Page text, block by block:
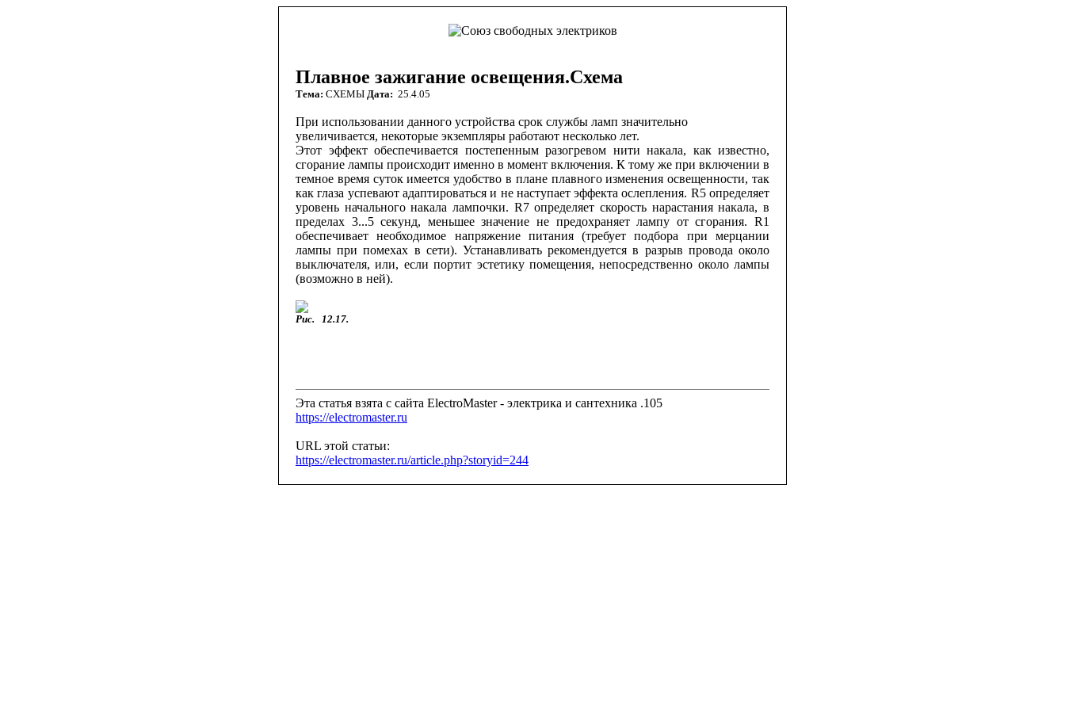
Плавное зажигание освещения.Схема
Тема: СХЕМЫ Дата: 25.4.05
При использовании данного устройства срок службы ламп значительно
увеличивается, некоторые экземпляры работают несколько лет.
Этот эффект обеспечивается постепенным разогревом нити накала, как известно,
сгорание лампы происходит именно в момент включения. К тому же при включении в
темное время суток имеется удобство в плане плавного изменения освещенно­сти, так
как глаза успевают адаптироваться и не наступает эффекта ослепле­ния. R5 определяет
уровень начального накала лампочки. R7 определяет скорость нарастания накала, в
пределах 3...5 секунд, меньшее значение не предохраняет лампу от сгорания. R1
обеспечивает необходимое напряжение питания (требует подбора при мерцании
лампы при помехах в сети). Устанав­ливать рекомендуется в разрыв провода около
выключателя, или, если портит эстетику помещения, непосредственно около лампы
(возможно в ней).
Рис. 12.17.
Эта статья взята с сайта ElectroMaster - электрика и сантехника .105
https://electromaster.ru
URL этой статьи:
https://electromaster.ru/article.php?storyid=244